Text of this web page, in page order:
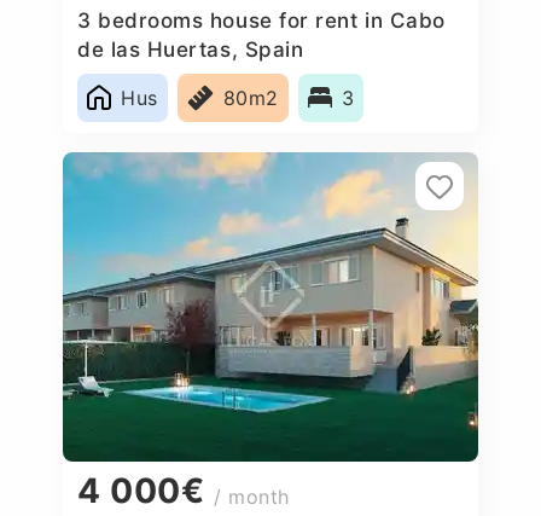
3 bedrooms house for rent in Cabo
de las Huertas, Spain
Hus
80m2 3
4 000€ / month